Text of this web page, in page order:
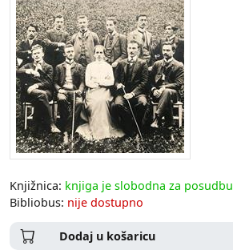
Knjižnica: knjiga je slobodna za posudbu
Bibliobus: nije dostupno
Dodaj u košaricu